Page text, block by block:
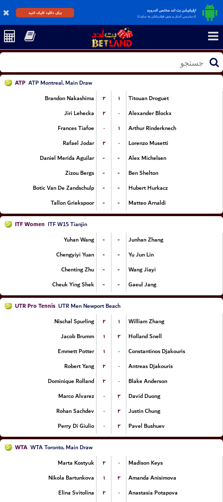
اپلیکیشن بت لند مختص اندروید
(دسترسی آسان و بدون فیلترشکن به سایت)
برای دانلود کلیک کنید
ATP ATP Montreal, Main Draw
Brandon Nakashima
۲ ۱
Titouan Droguet
Jiri Lehecka
۲ ۰
Alexander Blockx
Frances Tiafoe
۰ ۱
Arthur Rinderknech
Rafael Jodar
۲ ۰
Lorenzo Musetti
Daniel Merida Aguilar
- -
Alex Michelsen
Zizou Bergs
- -
Ben Shelton
Botic Van De Zandschulp
- -
Hubert Hurkacz
Tallon Griekspoor
- - Matteo Arnaldi
ITF Women ITF W15 Tianjin
Yuhan Wang
- -
Junhan Zhang
Chengyiyi Yuan
- -
Yu Jun Lin
Chenting Zhu
- -
Wang Jiayi
Cheuk Ying Shek
- - Gaeul Jang
UTR Pro Tennis UTR Men Newport Beach
Nischal Spurling
۲ ۱
William Zhang
Jacob Brumm
۱ ۲
Holland Snell
Emmett Potter
۱ ۰
Constantinos Djakouris
Robert Yang
۲ ۰
Antreas Djakouris
Dominique Rolland
۲ ۰
Blake Anderson
Marco Alvarez
۰ ۲
David Duong
Rohan Sachdev
۰ ۲
Justin Chung
Perry Di Giulio
۰ ۲ Pavel Bushuev
WTA WTA Toronto, Main Draw
Marta Kostyuk
۲ ۰
Madison Keys
Nikola Bartunkova
۱ ۲
Amanda Anisimova
Elina Svitolina
۲ ۰
Anastasia Potapova